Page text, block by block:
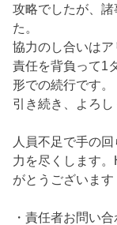
攻略でしたが、
た。
協力のし合いは
責任を背負って1
形での続行です。
引き続き、よろし
人員不足で手の
力を尽くします
がとうございます
・責任者お問い